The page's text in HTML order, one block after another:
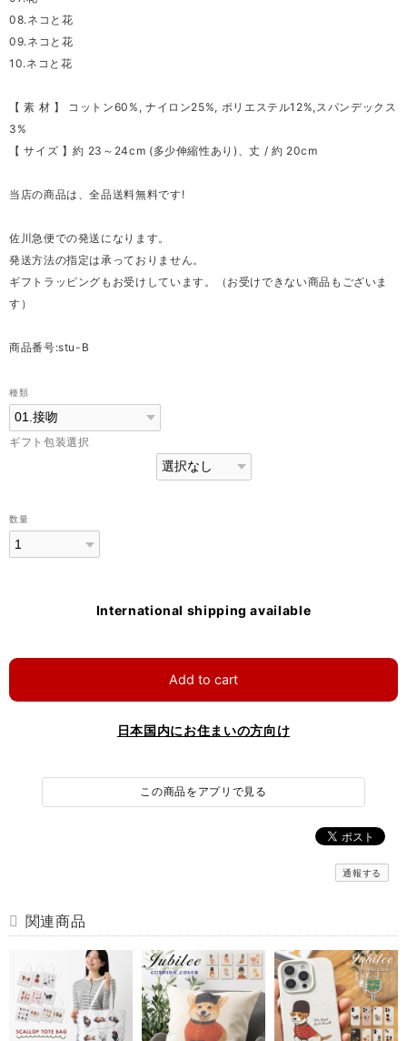
08.ネコと花
09.ネコと花
10.ネコと花
【 素 材 】 コットン60%, ナイロン25%, ポリエステル12%,スパンデックス
3%
【 サイズ 】約 23～24cm (多少伸縮性あり)、丈 / 約 20cm
当店の商品は、全品送料無料です!
佐川急便での発送になります。
発送方法の指定は承っておりません。
ギフトラッピングもお受けしています。（お受けできない商品もございま
す）
商品番号:stu-B
種類
ギフト包装選択
数量
International shipping available
Add to cart
日本国内にお住まいの方向け
この商品をアプリで見る
通報する
関連商品